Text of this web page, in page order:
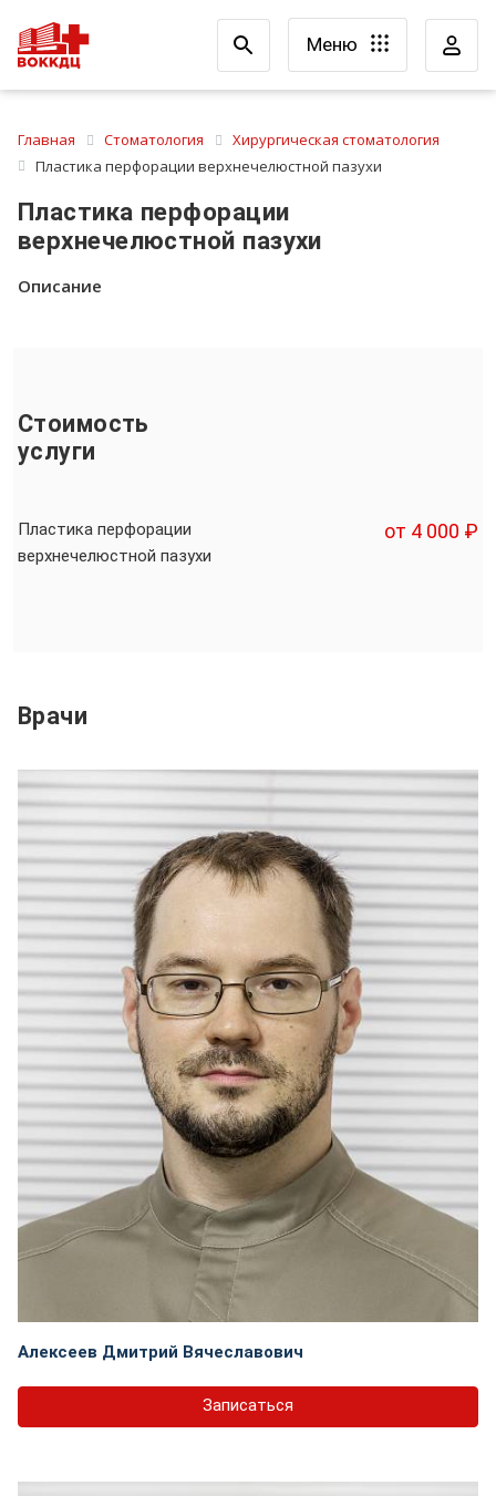
Меню
Главная Стоматология
Хирургическая стоматология
Пластика перфорации верхнечелюстной пазухи
Пластика перфорации
верхнечелюстной пазухи
Описание
Стоимость
услуги
Пластика перфорации
верхнечелюстной пазухи
от 4 000 ₽
Врачи
Алексеев Дмитрий Вячеславович
Записаться